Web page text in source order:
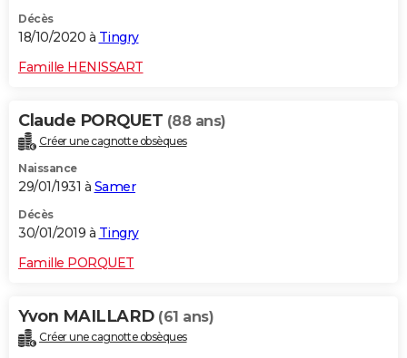
Décès
18/10/2020 à Tingry
Famille HENISSART
Claude PORQUET (88 ans)
Créer une cagnotte obsèques
Naissance
29/01/1931 à Samer
Décès
30/01/2019 à Tingry
Famille PORQUET
Yvon MAILLARD (61 ans)
Créer une cagnotte obsèques